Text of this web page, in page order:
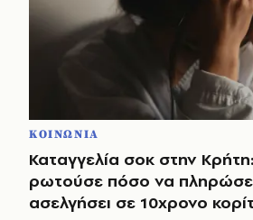
ΚΟΙΝΩΝΙΑ
Καταγγελία σοκ στην
ρωτούσε πόσο να
ασελγήσει σε 10χρονο